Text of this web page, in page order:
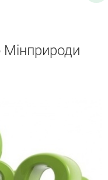
Мінприроди